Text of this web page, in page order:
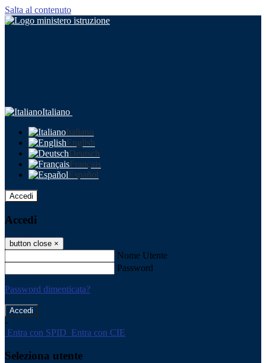
Salta al contenuto
Italiano
Italiano
English
Deutsch
Français
Español
Accedi
Accedi
button close ×
Nome Utente
Password
Password dimenticata?
-
Entra con SPID Entra con CIE
Seleziona utente